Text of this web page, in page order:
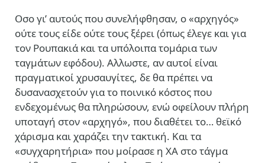
Οσο γι’ αυτούς που συνελήφθησαν, ο «αρχηγός»
ούτε τους είδε ούτε τους ξέρει (όπως έλεγε και για
τον Ρουπακιά και τα υπόλοιπα τομάρια των
ταγμάτων εφόδου). Αλλωστε, αν αυτοί είναι
πραγματικοί χρυσαυγίτες, δε θα πρέπει να
δυσανασχετούν για το ποινικό κόστος που
ενδεχομένως θα πληρώσουν, ενώ οφείλουν πλήρη
υποταγή στον «αρχηγό», που διαθέτει το… θεϊκό
χάρισμα και χαράζει την τακτική. Και τα
«συγχαρητήρια» που μοίρασε η ΧΑ στο τάγμα